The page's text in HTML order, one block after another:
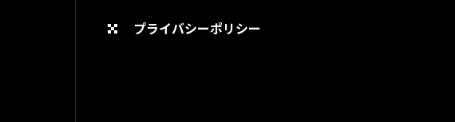
プライバシーポリシー